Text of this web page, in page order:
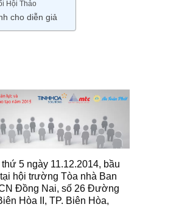
Hội Thảo
cho diễn giả
5 ngày 11.12.2014, bầu
hội trường Tòa nhà Ban
Đồng Nai, số 26 Đường
Hòa II, TP. Biên Hòa,